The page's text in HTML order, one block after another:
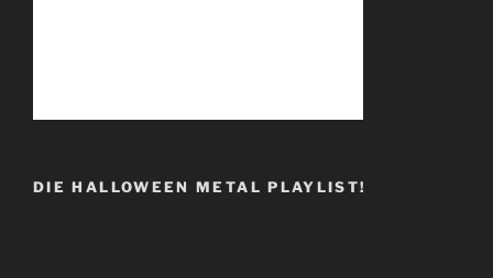
DIE HALLOWEEN METAL PLAYLIST!